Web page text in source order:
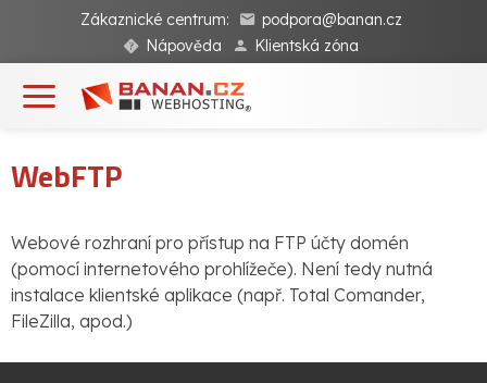
Zákaznické centrum:
podpora@banan.cz
Nápověda
Klientská zóna
WebFTP
Webové rozhraní pro přístup na FTP účty domén
(pomocí internetového prohlížeče). Není tedy nutná
instalace klientské aplikace (např. Total Comander,
FileZilla, apod.)